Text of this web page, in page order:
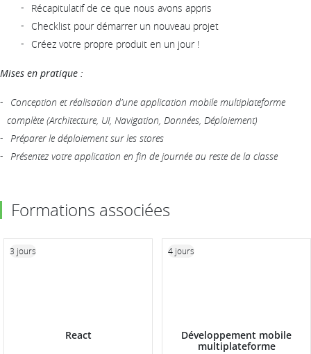
Récapitulatif de ce que nous avons appris
Checklist pour démarrer un nouveau projet
Créez votre propre produit en un jour !
Mises en pratique :
Conception et réalisation d’une application mobile multiplateforme
complète (Architecture, UI, Navigation, Données, Déploiement)
Préparer le déploiement sur les stores
Présentez votre application en fin de journée au reste de la classe
Formations associées
React
3 jours
Développement mobile
multiplateforme
4 jours